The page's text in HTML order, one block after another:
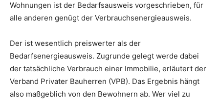
Wohnungen ist der Bedarfsausweis vorgeschrieben, für
alle anderen genügt der Verbrauchsenergieausweis.
Der ist wesentlich preiswerter als der
Bedarfsenergieausweis. Zugrunde gelegt werde dabei
der tatsächliche Verbrauch einer Immobilie, erläutert der
Verband Privater Bauherren (VPB). Das Ergebnis hängt
also maßgeblich von den Bewohnern ab. Wer viel zu